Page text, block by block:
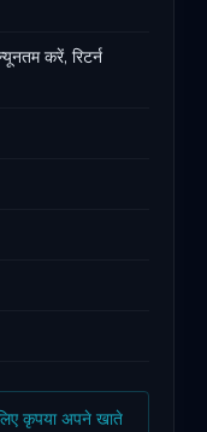
करें, रिटर्न
कृपया अपने खाते